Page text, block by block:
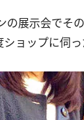
展示会でそ
ョップに伺